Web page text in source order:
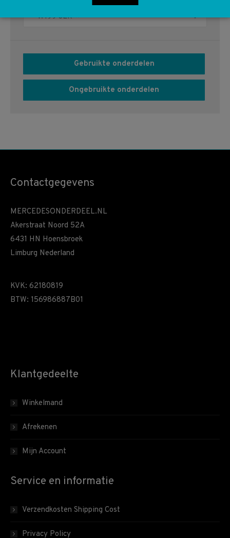
×
W199 SLR
Gebruikte onderdelen
Ongebruikte onderdelen
Contactgegevens
MERCEDESONDERDEEL.NL
Akerstraat Noord 52A
6431 HN Hoensbroek
Limburg Nederland
KVK: 62180819
BTW: 156986887B01
Klantgedeelte
Winkelmand
Afrekenen
Mijn Account
Service en informatie
Verzendkosten Shipping Cost
Privacy Policy